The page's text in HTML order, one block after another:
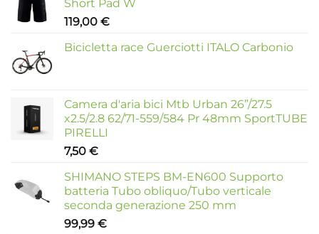
Short Pad W
119,00 €
Bicicletta race Guerciotti ITALO Carbonio
Camera d'aria bici Mtb Urban 26”/27.5
x2.5/2.8 62/71-559/584 Pr 48mm SportTUBE
PIRELLI
7,50 €
SHIMANO STEPS BM-EN600 Supporto
batteria Tubo obliquo/Tubo verticale
seconda generazione 250 mm
99,99 €